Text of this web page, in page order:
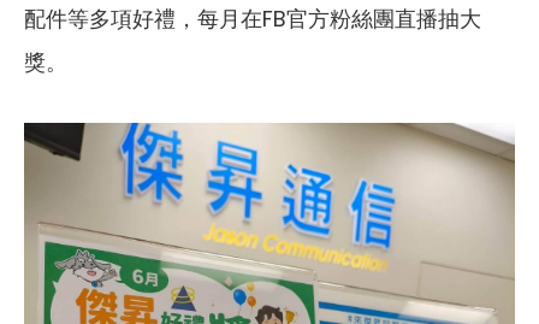
配件等多項好禮，每月在FB官方粉絲團直播抽大
獎。